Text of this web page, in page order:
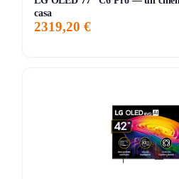
avanzata che si trova in modelli
complesso la TV si comporta
Storico Prezzo
casa
2319,20 €